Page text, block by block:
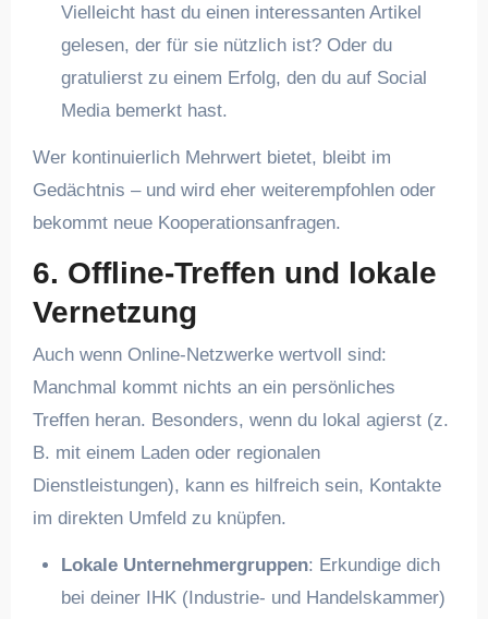
Vielleicht hast du einen interessanten Artikel
gelesen, der für sie nützlich ist? Oder du
gratulierst zu einem Erfolg, den du auf Social
Media bemerkt hast.
Wer kontinuierlich Mehrwert bietet, bleibt im
Gedächtnis – und wird eher weiterempfohlen oder
bekommt neue Kooperationsanfragen.
6. Offline-Treffen und lokale
Vernetzung
Auch wenn Online-Netzwerke wertvoll sind:
Manchmal kommt nichts an ein persönliches
Treffen heran. Besonders, wenn du lokal agierst (z.
B. mit einem Laden oder regionalen
Dienstleistungen), kann es hilfreich sein, Kontakte
im direkten Umfeld zu knüpfen.
Lokale Unternehmergruppen: Erkundige dich
bei deiner IHK (Industrie- und Handelskammer)